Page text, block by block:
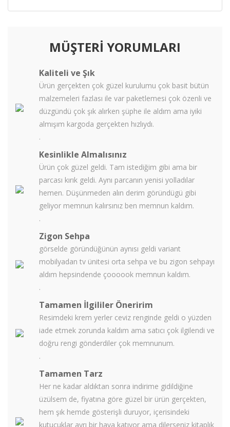
MÜŞTERİ YORUMLARI
Kaliteli ve Şık
Ürün gerçekten çok güzel kurulumu çok basit bütün
malzemeleri fazlası ile var paketlemesi çok özenli ve
düzgündü çok şık alırken şüphe ile aldım ama iyiki
almışım kargoda gerçekten hızlıydı.
.
Kesinlikle Almalısınız
Ürün çok güzel geldi. Tam istediğim gibi ama bir
parcası kırık geldi. Aynı parcanın yenisi yolladılar
hemen. Düşünmeden alın derim göründügü gibi
geliyor memnun kalırsınız ben memnun kaldım.
.
Zigon Sehpa
görselde göründüğünün aynısı geldi variant
mobilyadan tv ünitesi orta sehpa ve bu zigon sehpayı
aldım hepsindende çoooook memnun kaldım.
.
Tamamen İlgililer Öneririm
Resimdeki krem yerler ceviz renginde geldi o yüzden
iade etmek zorunda kaldım ama satıcı çok ilgilendi ve
doğru rengi gönderdiler çok memnunum.
.
Tamamen Tarz
Her ne kadar aldıktan sonra indirime gidildiğine
üzülsem de, fiyatına göre güzel bir ürün gerçekten,
hem şık hemde gösterişli duruyor, içerisindeki
kutucuklar ayrı bir hava katıyor ama dilerseniz kitaplık